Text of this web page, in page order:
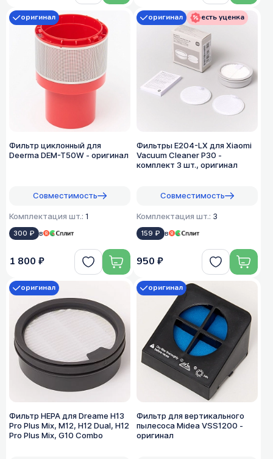
Фильтр циклонный для
Deerma DEM-T50W - оригинал
Совместимость
Комплектация шт.: 1
300 ₽ в
оригинал
1 800 ₽
Фильтры E204-LX для Xiaomi
Vacuum Cleaner P30 -
комплект 3 шт., оригинал
Совместимость
Комплектация шт.: 3
159 ₽ в
оригинал есть уценка
950 ₽
Фильтр HEPA для Dreame H13
Pro Plus Mix, M12, H12 Dual, H12
Pro Plus Mix, G10 Combo
оригинал
Фильтр для вертикального
пылесоса Midea VSS1200 -
оригинал
оригинал